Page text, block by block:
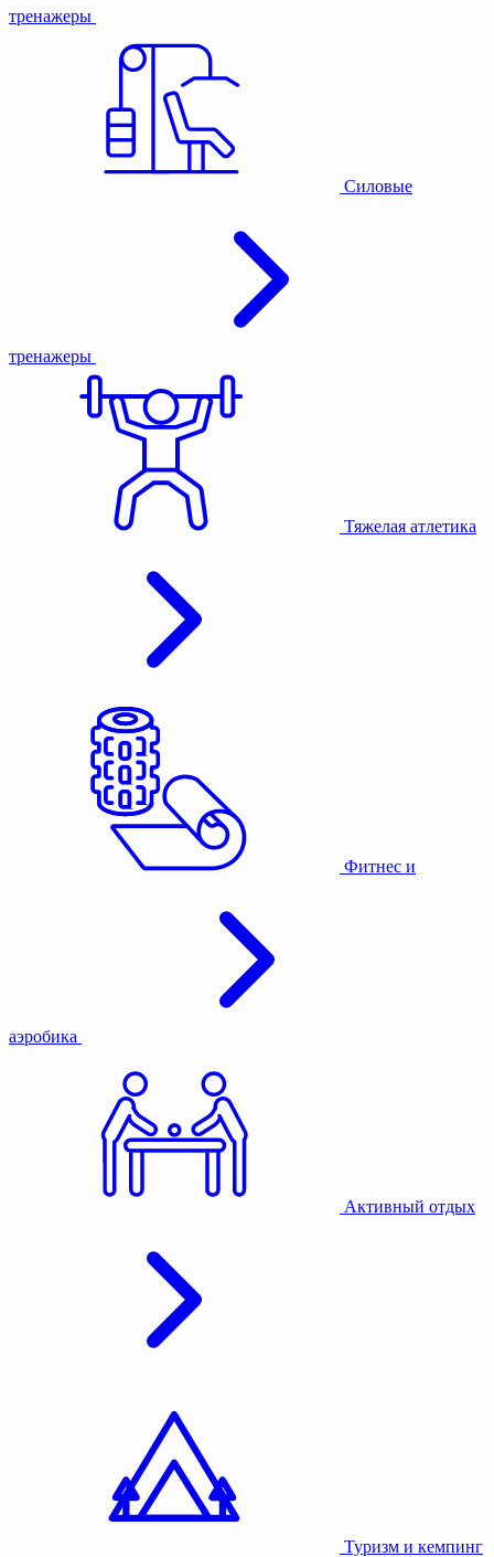
тренажеры
Силовые
тренажеры
Тяжелая атлетика
Фитнес и
аэробика
Активный отдых
Туризм и кемпинг